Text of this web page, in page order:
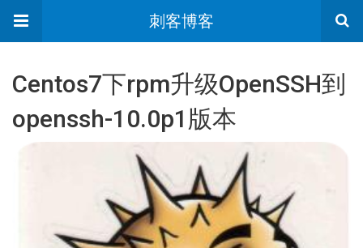
刺客博客
Centos7下rpm升级OpenSSH到
openssh-10.0p1版本